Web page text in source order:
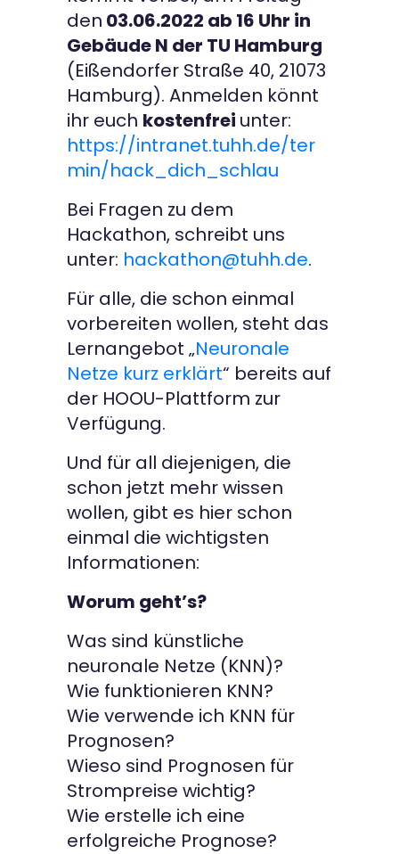
den 03.06.2022 ab 16 Uhr in
Gebäude N der TU Hamburg
(Eißendorfer Straße 40, 21073
Hamburg). Anmelden könnt
ihr euch kostenfrei unter:
https://intranet.tuhh.de/ter
min/hack_dich_schlau
Bei Fragen zu dem
Hackathon, schreibt uns
unter: hackathon@tuhh.de.
Für alle, die schon einmal
vorbereiten wollen, steht das
Lernangebot „Neuronale
Netze kurz erklärt“ bereits auf
der HOOU-Plattform zur
Verfügung.
Und für all diejenigen, die
schon jetzt mehr wissen
wollen, gibt es hier schon
einmal die wichtigsten
Informationen:
Worum geht’s?
Was sind künstliche
neuronale Netze (KNN)?
Wie funktionieren KNN?
Wie verwende ich KNN für
Prognosen?
Wieso sind Prognosen für
Strompreise wichtig?
Wie erstelle ich eine
erfolgreiche Prognose?